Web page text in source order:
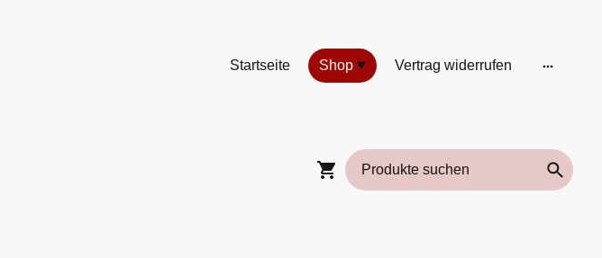
Startseite Shop Vertrag widerrufen